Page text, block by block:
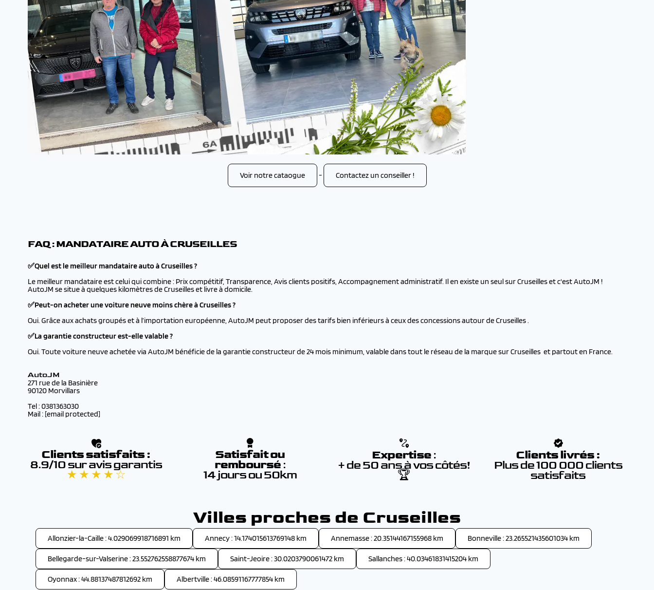
Voir notre cataogue - Contactez un conseiller !
FAQ : MANDATAIRE AUTO À CRUSEILLES
✅Quel est le meilleur mandataire auto à Cruseilles ?
Le meilleur mandataire est celui qui combine : Prix compétitif, Transparence, Avis clients positifs, Accompagnement administratif. Il en existe un seul sur Cruseilles et c'est AutoJM !
AutoJM se situe à quelques kilomètres de Cruseilles et livre à domicile.
✅Peut-on acheter une voiture neuve moins chère à Cruseilles ?
Oui. Grâce aux achats groupés et à l’importation européenne, AutoJM peut proposer des tarifs bien inférieurs à ceux des concessions autour de Cruseilles .
✅La garantie constructeur est-elle valable ?
Oui. Toute voiture neuve achetée via AutoJM bénéficie de la garantie constructeur de 24 mois minimum, valable dans tout le réseau de la marque sur Cruseilles et partout en France.
AutoJM
271 rue de la Basinière
90120 Morvillars
Tel : 0381363030
Mail : [email protected]
Clients satisfaits :
8.9/10 sur avis garantis
★ ★ ★ ★ ☆
Satisfait ou
remboursé :
14 jours ou 50km
Expertise :
+ de 50 ans à vos côtés!
🏆
Clients livrés :
Plus de 100 000 clients
satisfaits
Villes proches de Cruseilles
Allonzier-la-Caille : 4.029069918716891 km Annecy : 14.174015613769148 km Annemasse : 20.35144167155968 km Bonneville : 23.265521435601034 km
Bellegarde-sur-Valserine : 23.552762558877674 km Saint-Jeoire : 30.0203790061472 km Sallanches : 40.03461831415204 km
Oyonnax : 44.88137487812692 km Albertville : 46.08591167777854 km